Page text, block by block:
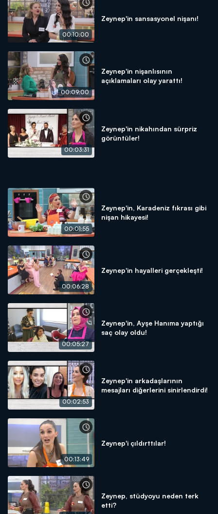
00:10:00
Zeynep'in sansasyonel nişanı!
00:09:00
Zeynep'in nişanlısının
açıklamaları olay yarattı!
00:03:31
Zeynep'in nikahından sürpriz
görüntüler!
00:01:55
Zeynep'in, Karadeniz fıkrası gibi
nişan hikayesi!
00:06:28
Zeynep'in hayalleri gerçekleşti!
00:05:27
Zeynep'in, Ayşe Hanıma yaptığı
saç olay oldu!
00:02:53
Zeynep'in arkadaşlarının
mesajları diğerlerini sinirlendirdi!
00:13:49
Zeynep'i çıldırttılar!
Zeynep, stüdyoyu neden terk
etti?